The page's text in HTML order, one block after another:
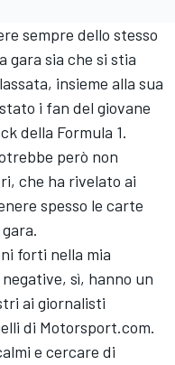
sempre dello stesso
gara sia che si stia
insieme alla sua
i fan del giovane
della Formula 1.
però non
che ha rivelato ai
spesso le carte
forti nella mia
sì, hanno un
ai giornalisti
di Motorsport.com.
e cercare di